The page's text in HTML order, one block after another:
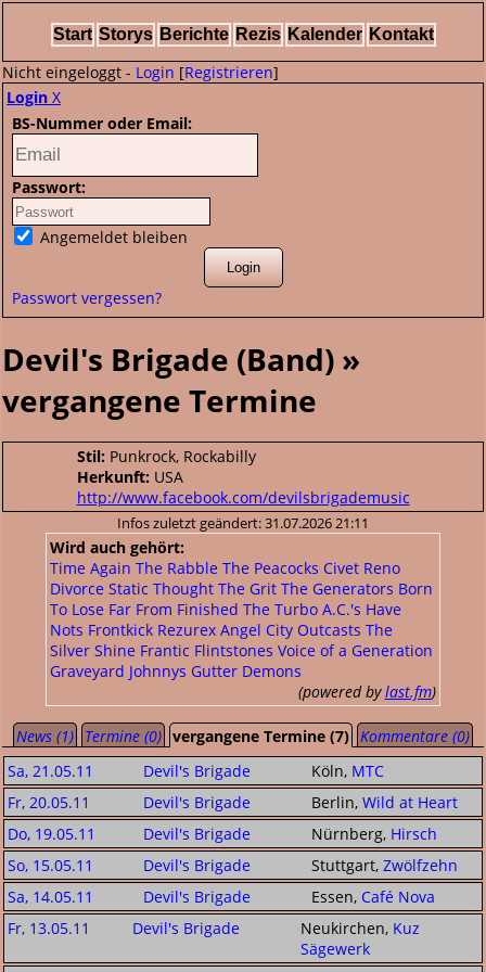
Start Storys Berichte Rezis Kalender Kontakt
Nicht eingeloggt - Login [Registrieren]
Login X
BS-Nummer oder Email:
Passwort:
Angemeldet bleiben
Passwort vergessen?
Devil's Brigade (Band) »
vergangene Termine
Stil: Punkrock, Rockabilly
Herkunft: USA
http://www.facebook.com/devilsbrigademusic
Infos zuletzt geändert: 31.07.2026 21:11
Wird auch gehört:
Time Again The Rabble The Peacocks Civet Reno
Divorce Static Thought The Grit The Generators Born
To Lose Far From Finished The Turbo A.C.'s Have
Nots Frontkick Rezurex Angel City Outcasts The
Silver Shine Frantic Flintstones Voice of a Generation
Graveyard Johnnys Gutter Demons
(powered bylast.fm)
News (1) Termine (0) vergangene Termine (7) Kommentare (0)
Sa, 21.05.11
Devil's Brigade Köln, MTC
Fr, 20.05.11
Devil's Brigade Berlin, Wild at Heart
Do, 19.05.11
Devil's Brigade Nürnberg, Hirsch
So, 15.05.11
Devil's Brigade Stuttgart, Zwölfzehn
Sa, 14.05.11
Devil's Brigade Essen, Café Nova
Fr, 13.05.11
Devil's Brigade Neukirchen, Kuz
Sägewerk